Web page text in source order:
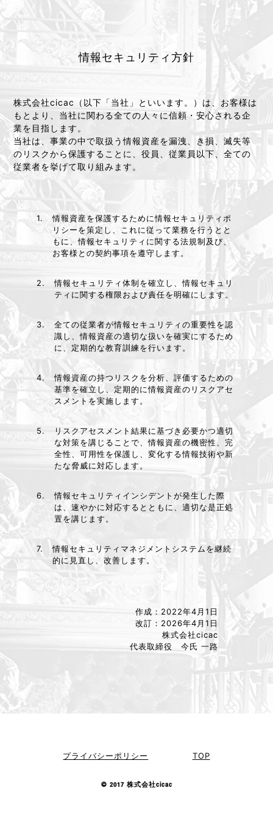
情報セキュリティ方針
株式会社cicac（以下「当社」といいます。）は、お客様は
もとより、当社に関わる全ての人々に信頼・安心される企
業を目指します。
当社は、事業の中で取扱う情報資産を漏洩、き損、滅失等
のリスクから保護することに、役員、従業員以下、全ての
従業者を挙げて取り組みます。
1.
情報資産を保護するために情報セキュリティポ
リシーを策定し、これに従って業務を行うとと
もに、情報セキュリティに関する法規制及び、
お客様との契約事項を遵守します。
2.
情報セキュリティ体制を確立し、情報セキュリ
ティに関する権限および責任を明確にします。
3.
全ての従業者が情報セキュリティの重要性を認
識し、情報資産の適切な扱いを確実にするため
に、定期的な教育訓練を行います。
4.
情報資産の持つリスクを分析、評価するための
基準を確立し、定期的に情報資産のリスクアセ
スメントを実施します。
5.
リスクアセスメント結果に基づき必要かつ適切
な対策を講じることで、情報資産の機密性、完
全性、可用性を保護し、変化する情報技術や新
たな脅威に対応します。
6.
情報セキュリティインシデントが発生した際
は、速やかに対応するとともに、適切な是正処
置を講じます。
7.
情報セキュリティマネジメントシステムを継続
的に見直し、改善します。
作成：2022年4月1日
改訂：2026年4月1日
株式会社cicac
代表取締役 今氏 一路
プライバシーポリシー TOP
© 2017 株式会社cicac